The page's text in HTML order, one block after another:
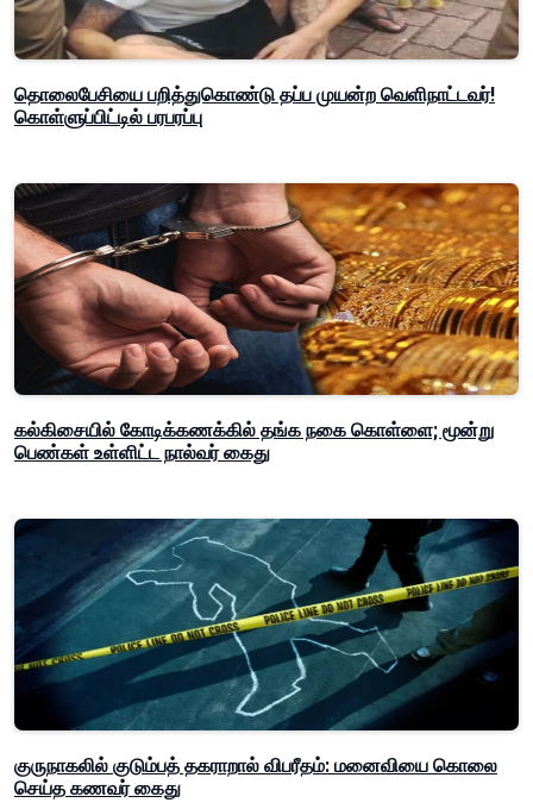
தொலைபேசியை பறித்துகொண்டு தப்ப முயன்ற வெளிநாட்டவர்!
கொள்ளுப்பிட்டில் பரபரப்பு
கல்கிசையில் கோடிக்கணக்கில் தங்க நகை கொள்ளை; மூன்று
பெண்கள் உள்ளிட்ட நால்வர் கைது
குருநாகலில் குடும்பத் தகராறால் விபரீதம்: மனைவியை கொலை
செய்த கணவர் கைது